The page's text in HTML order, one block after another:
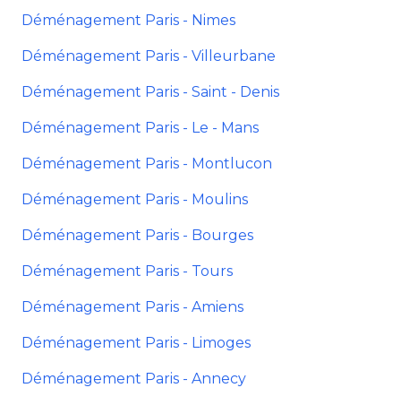
Déménagement Paris - Nimes
Déménagement Paris - Villeurbane
Déménagement Paris - Saint - Denis
Déménagement Paris - Le - Mans
Déménagement Paris - Montlucon
Déménagement Paris - Moulins
Déménagement Paris - Bourges
Déménagement Paris - Tours
Déménagement Paris - Amiens
Déménagement Paris - Limoges
Déménagement Paris - Annecy